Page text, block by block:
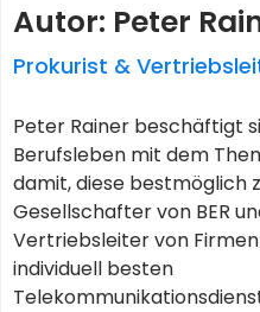
Autor: Peter
Prokurist &
Peter Rainer beschäftigt
Berufsleben mit dem
damit, diese bestmöglich
Gesellschafter von BER
Vertriebsleiter von
individuell besten